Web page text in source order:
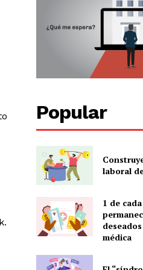
Popular
laboral
1 de
médica